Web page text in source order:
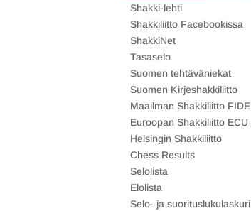
Shakki-lehti
Shakkiliitto Facebookissa
ShakkiNet
Tasaselo
Suomen tehtäväniekat
Suomen Kirjeshakkiliitto
Maailman Shakkiliitto FIDE
Euroopan Shakkiliitto ECU
Helsingin Shakkiliitto
Chess Results
Selolista
Elolista
Selo- ja suorituslukulaskuri